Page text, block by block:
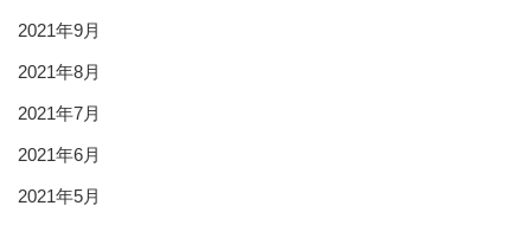
2021年9月
2021年8月
2021年7月
2021年6月
2021年5月